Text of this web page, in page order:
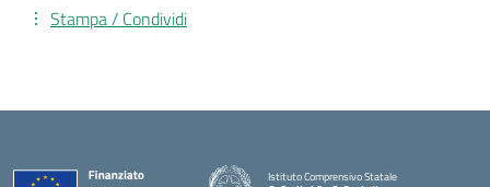
Stampa / Condividi
Istituto Comprensivo Statale